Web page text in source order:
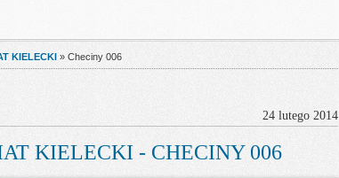
KIELECKI » Checiny 006
24 lutego 2014
KIELECKI - CHECINY 006